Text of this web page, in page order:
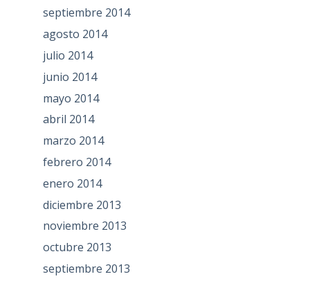
septiembre 2014
agosto 2014
julio 2014
junio 2014
mayo 2014
abril 2014
marzo 2014
febrero 2014
enero 2014
diciembre 2013
noviembre 2013
octubre 2013
septiembre 2013